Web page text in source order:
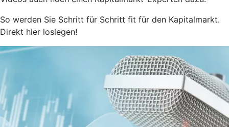
So werden Sie Schritt für Schritt fit für den Kapitalmarkt.
Direkt hier loslegen!